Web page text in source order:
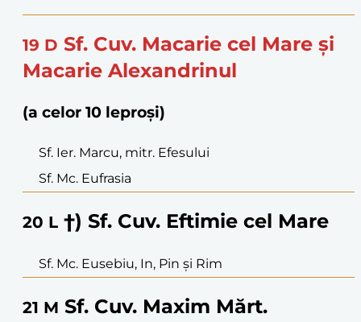
19 D Sf. Cuv. Macarie cel Mare și
Macarie Alexandrinul
(a celor 10 leproși)
Sf. Ier. Marcu, mitr. Efesului
Sf. Mc. Eufrasia
20 L †) Sf. Cuv. Eftimie cel Mare
Sf. Mc. Eusebiu, In, Pin și Rim
21 M Sf. Cuv. Maxim Mărt.